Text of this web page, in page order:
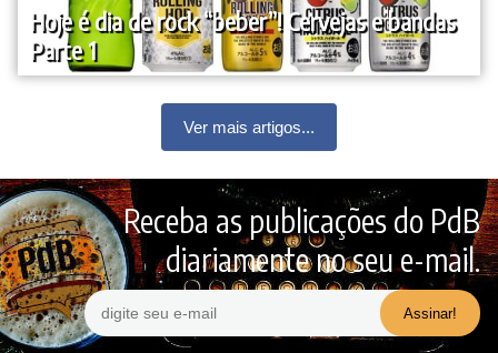
Hoje é dia de rock “beber”! Cervejas e bandas
Parte 1
Ver mais artigos...
Receba as publicações do PdB
diariamente no seu e-mail.